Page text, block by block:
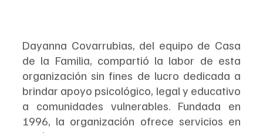
Dayanna Covarrubias, del equipo de Casa
de la Familia, compartió la labor de esta
organización sin fines de lucro dedicada a
brindar apoyo psicológico, legal y educativo
a comunidades vulnerables. Fundada en
1996, la organización ofrece servicios en